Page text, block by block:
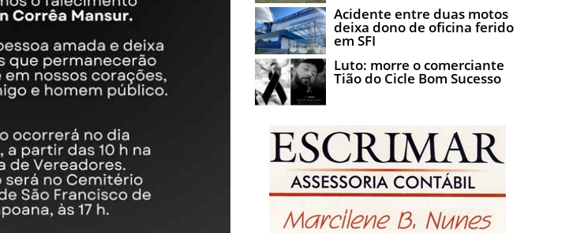
Acidente entre duas motos
deixa dono de oficina ferido
em SFI
Luto: morre o comerciante
Tião do Cicle Bom Sucesso